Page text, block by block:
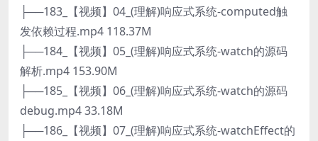
├──183_【视频】04_(理解)响应式系统-computed触
发依赖过程.mp4 118.37M
├──184_【视频】05_(理解)响应式系统-watch的源码
解析.mp4 153.90M
├──185_【视频】06_(理解)响应式系统-watch的源码
debug.mp4 33.18M
├──186_【视频】07_(理解)响应式系统-watchEffect的